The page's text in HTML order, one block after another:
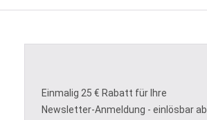
Einmalig 25 € Rabatt für Ihre
Newsletter-Anmeldung - einlösbar ab